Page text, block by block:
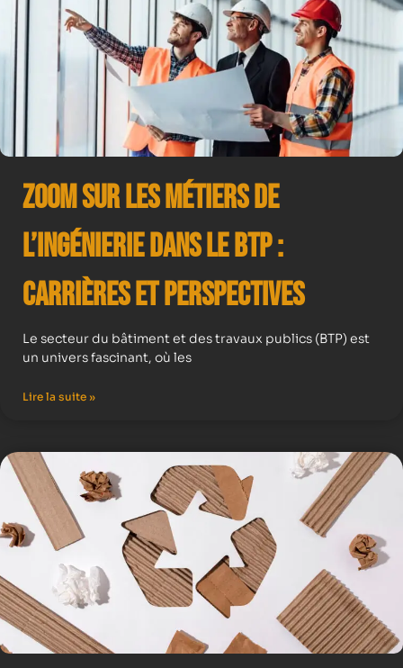
Zoom sur les Métiers de
l’Ingénierie dans le BTP :
Carrières et Perspectives
Le secteur du bâtiment et des travaux publics (BTP) est
un univers fascinant, où les
Lire la suite »